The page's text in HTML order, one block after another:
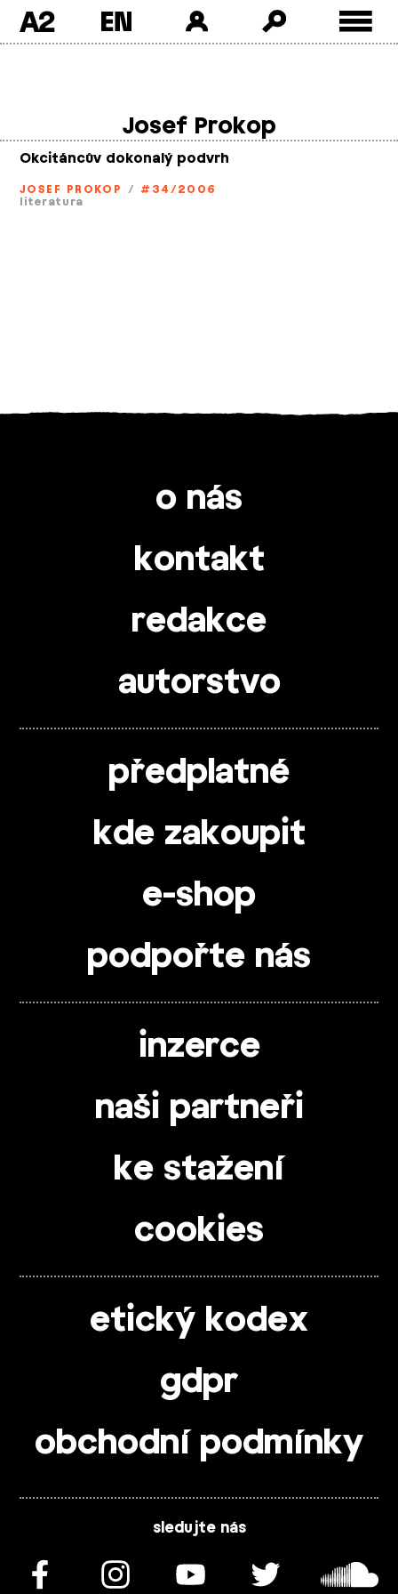
A2
Josef Prokop
Okcitáncův dokonalý podvrh
JOSEF PROKOP / #34/2006
literatura
o nás
kontakt
redakce
autorstvo
předplatné
kde zakoupit
e-shop
podpořte nás
inzerce
naši partneři
ke stažení
cookies
etický kodex
gdpr
obchodní podmínky
sledujte nás